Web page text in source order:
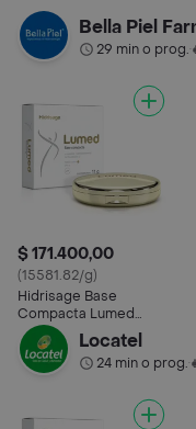
Bella Piel
29 min o prog.•
$ 171.400,00
(15581.82/g)
Hidrisage Base
Compacta Lumed
Tono Claro 50 +
Locatel
24 min o prog.•